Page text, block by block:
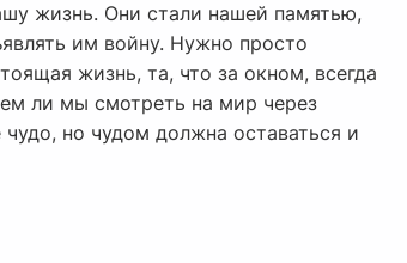
жизнь. Они стали нашей памятью,
им войну. Нужно просто
жизнь, та, что за окном, всегда
ли мы смотреть на мир через
но чудом должна оставаться и